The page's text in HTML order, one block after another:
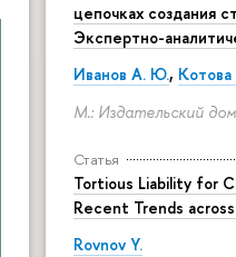
цепочках создания
Экспертно-
Иванов А. Ю.,
М.: Издательский
Статья
Tortious Liability for
Recent Trends
Rovnov Y.